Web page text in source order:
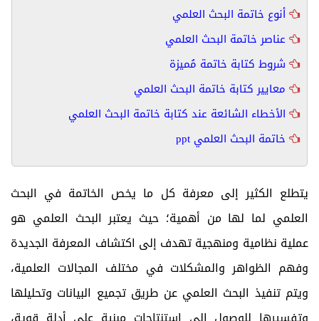
أنوع خاتمة البحث العلمي
عناصر خاتمة البحث العلمي
شروط كتابة خاتمة مُميزة
معايير كتابة خاتمة البحث العلمي
الأخطاء الشائعة عند كتابة خاتمة البحث العلمي
خاتمة البحث العلمي ppt
يتطلع الكثير إلى معرفة كل ما يخص الخاتمة في البحث
العلمي لما لها من أهمية؛ حيث يعتبر البحث العلمي هو
عملية نظامية ومنهجية تهدف إلى اكتشاف المعرفة الجديدة
وفهم الظواهر والمشكلات في مختلف المجالات العلمية،
ويتم تنفيذ البحث العلمي عن طريق تجميع البيانات وتحليلها